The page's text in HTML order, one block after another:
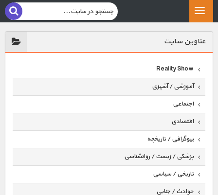
عناوين سايت
Reality Show
آموزشی / آشپزی
اجتماعی
اقتصادی
بیوگرافی / تاریخچه
پزشکی / زیست / روانشناسی
تاریخی / سیاسی
حوادث / جنایی